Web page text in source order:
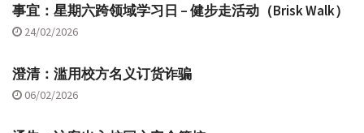
事宜：星期六跨领域学习日 – 健步走活动（Brisk Walk）
24/02/2026
澄清：滥用校方名义订货诈骗
06/02/2026